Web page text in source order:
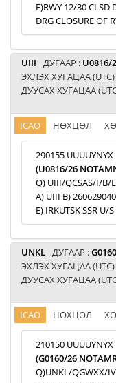
E)RWY 12/30 CLSD
DRG CLOSURE OF
UIII ДУГААР : U0816/
ЭХЛЭХ ХУГАЦАА (UTC)
ДУУСАХ ХУГАЦАА
ICAO НӨХЦӨЛ
290155 UUUUYNYX
(U0816/26
Q) UIII/QCSAS/I/B/
A) UIII B)
E) IRKUTSK SSR U/
UNKL ДУГААР :
ЭХЛЭХ ХУГАЦАА (UTC)
ДУУСАХ ХУГАЦАА
ICAO НӨХЦӨЛ
210150 UUUUYNYX
(G0160/26
Q)UNKL/QGWXX/